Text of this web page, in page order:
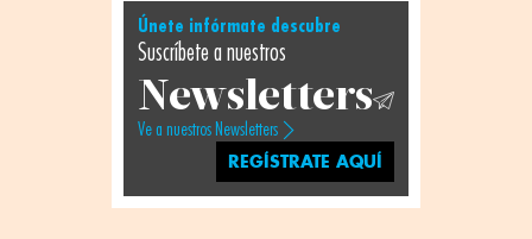
Únete infórmate descubre
Suscríbete a nuestros
Newsletters
Ve a nuestros Newsletters
REGÍSTRATE AQUÍ